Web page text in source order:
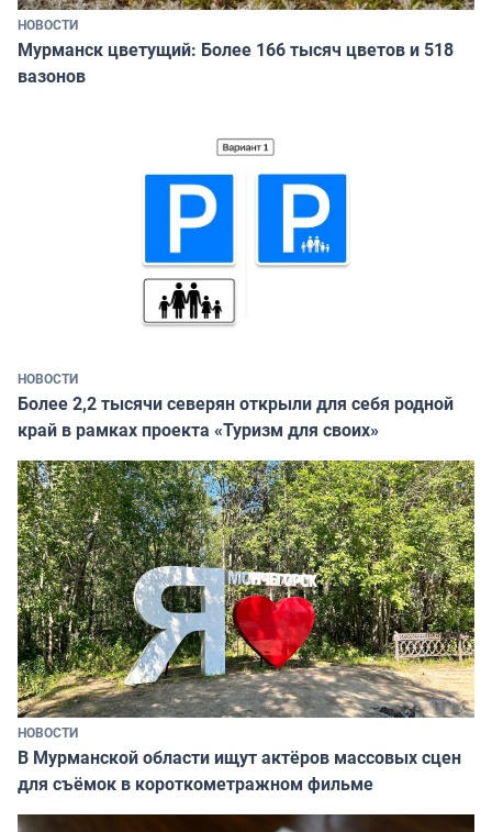
НОВОСТИ
Мурманск цветущий: Более 166 тысяч цветов и 518
вазонов
НОВОСТИ
Более 2,2 тысячи северян открыли для себя родной
край в рамках проекта «Туризм для своих»
НОВОСТИ
В Мурманской области ищут актёров массовых сцен
для съёмок в короткометражном фильме